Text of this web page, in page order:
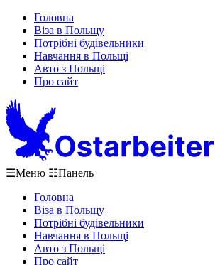
Головна
Віза в Польщу
Потрібні будівельники
Навчання в Польщі
Авто з Польщі
Про сайт
☰Меню ☷Панель
Головна
Віза в Польщу
Потрібні будівельники
Навчання в Польщі
Авто з Польщі
Про сайт